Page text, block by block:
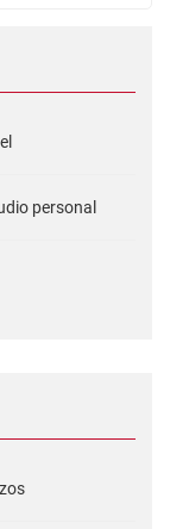
personal